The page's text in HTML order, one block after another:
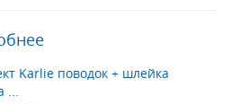
Karlie поводок + шлейка
...